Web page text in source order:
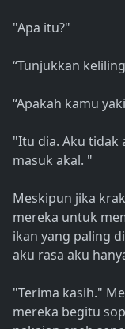
"Apa itu?"
“Tunjukkan
“Apakah kamu
"Itu dia. Aku tidak
masuk akal. "
Meskipun jika
mereka untuk
ikan yang paling
aku rasa aku
"Terima kasih."
mereka begitu